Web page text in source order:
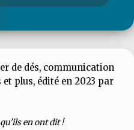
de dés, communication
plus, édité en 2023 par
en ont dit !